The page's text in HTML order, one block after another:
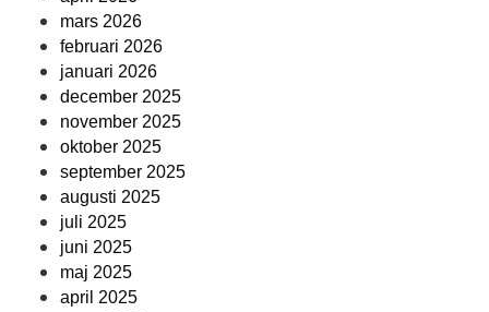
mars 2026
februari 2026
januari 2026
december 2025
november 2025
oktober 2025
september 2025
augusti 2025
juli 2025
juni 2025
maj 2025
april 2025